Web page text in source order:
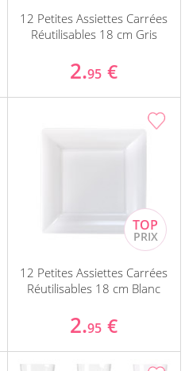
12 Petites Assiettes Carrées
Réutilisables 18 cm Gris
2.95 €
12 Petites Assiettes Carrées
Réutilisables 18 cm Blanc
2.95 €